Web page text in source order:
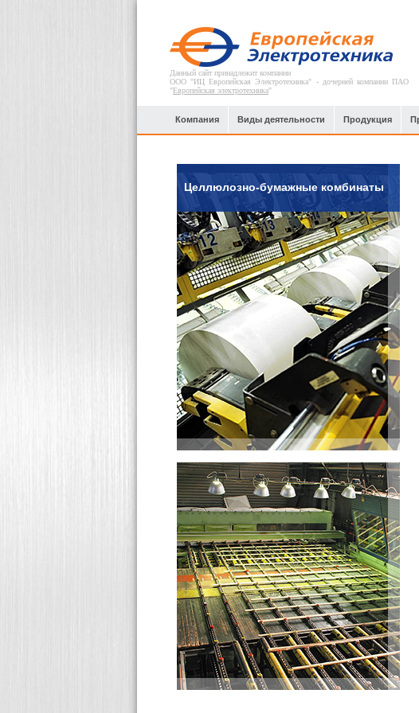
Данный сайт принадлежит компании
ООО "ИЦ Европейская Электротехника" - дочерней компании ПАО
"Европейская электротехника"
Компания Виды деятельности Продукция
Целлюлозно-бумажные комбинаты